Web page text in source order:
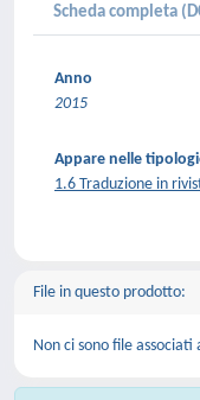
Scheda completa
Anno
2015
Appare nelle
1.6 Traduzione in
File in questo prodotto:
Non ci sono file